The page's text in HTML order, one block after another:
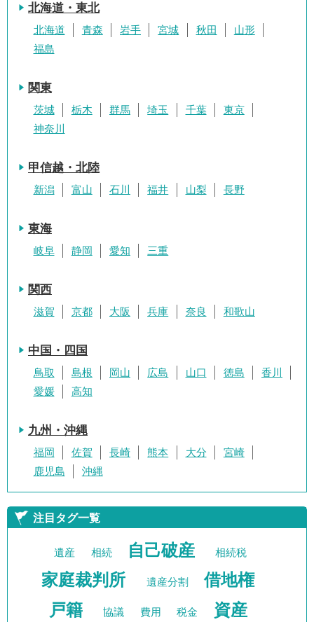
北海道・東北
北海道 青森 岩手 宮城 秋田
山形
福島
関東
茨城 栃木 群馬 埼玉 千葉
東京
神奈川
甲信越・北陸
新潟 富山 石川 福井 山梨 長野
東海
岐阜 静岡 愛知 三重
関西
滋賀 京都 大阪 兵庫 奈良 和歌山
中国・四国
鳥取 島根 岡山 広島 山口 徳島
香川
愛媛
高知
九州・沖縄
福岡 佐賀 長崎 熊本 大分
宮崎
鹿児島
沖縄
注目タグ一覧
遺産 相続 自己破産 相続税
家庭裁判所 遺産分割
借地権
戸籍
協議 費用 税金
資産